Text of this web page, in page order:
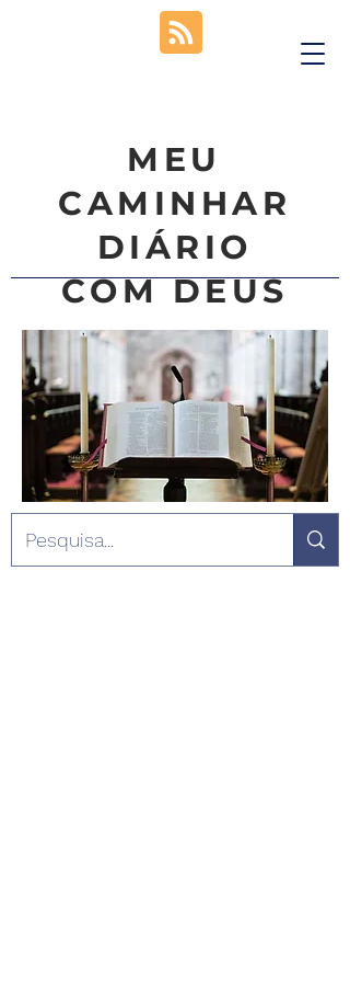
MEU
CAMINHAR
DIÁRIO
COM DEUS